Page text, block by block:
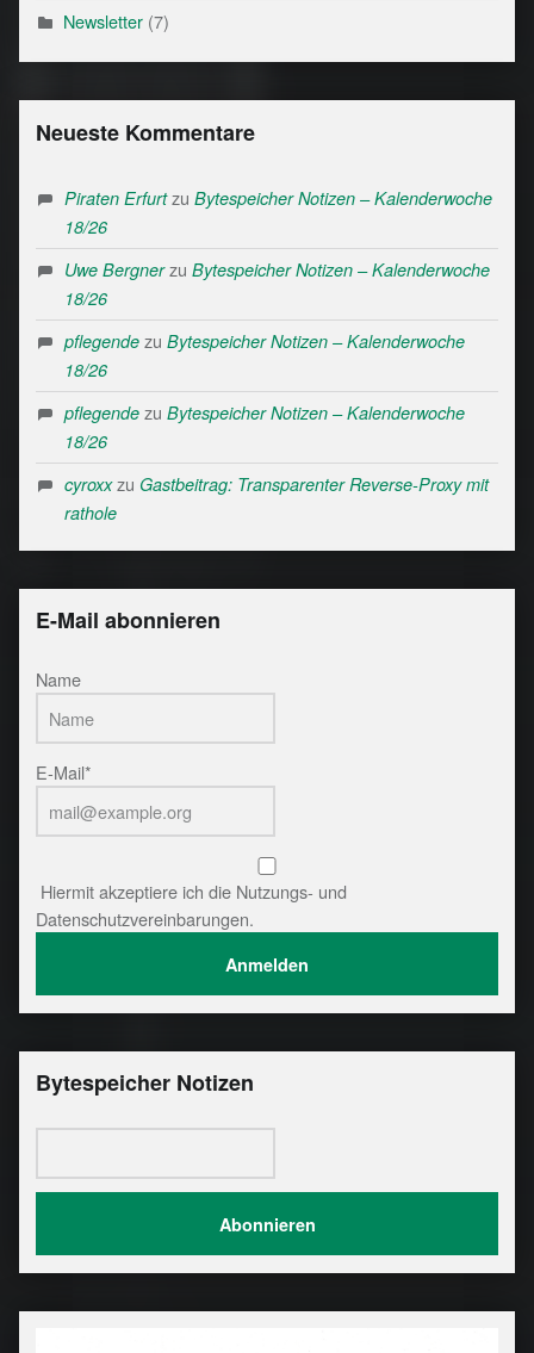
Newsletter(7)
Neueste Kommentare
Piraten Erfurtzu Bytespeicher Notizen – Kalenderwoche
18/26
Uwe Bergnerzu Bytespeicher Notizen – Kalenderwoche
18/26
pflegendezu Bytespeicher Notizen – Kalenderwoche
18/26
pflegendezu Bytespeicher Notizen – Kalenderwoche
18/26
cyroxxzu Gastbeitrag: Transparenter Reverse-Proxy mit
rathole
E-Mail abonnieren
Name
E-Mail*
Hiermit akzeptiere ich die Nutzungs- und
Datenschutzvereinbarungen.
Bytespeicher Notizen